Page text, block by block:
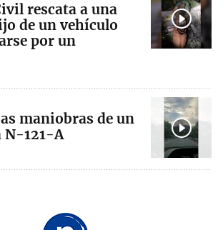
rescata a una
de un vehículo
por un
maniobras de un
N-121-A